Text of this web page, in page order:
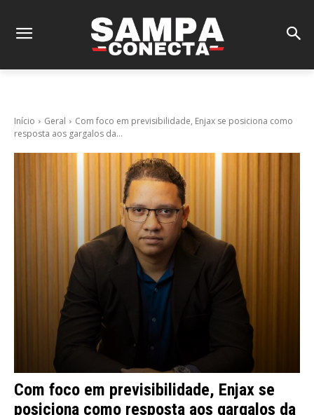
Início Geral
Com foco em previsibilidade, Enjax se posiciona como
resposta aos gargalos da...
Com foco em previsibilidade, Enjax se
posiciona como resposta aos gargalos da